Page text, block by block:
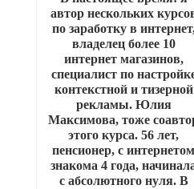
автор нескольких
по заработку в
владелец более 10
интернет магазинов,
специалист по
контекстной и тизерной
рекламы. Юлия
Максимова, тоже
этого курса. 56 лет,
пенсионер, с
знакома 4 года,
с абсолютного нуля. В